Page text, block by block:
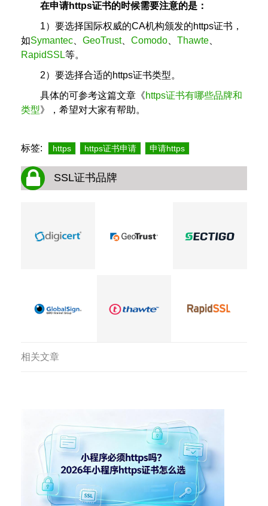
在申请https证书的时候需要注意的是：
1）要选择国际权威的CA机构颁发的https证书，
如Symantec GeoTrust、 Comodo Thawte
RapidSSL等。
2）要选择合适的https证书类型。
具体的可参考这篇文章《https证书有哪些品牌和
类型》，希望对大家有帮助。
标签: https https证书申请 申请https
SSL证书品牌
相关文章